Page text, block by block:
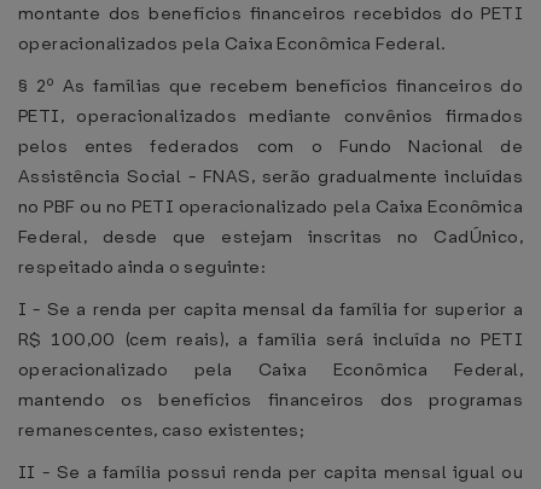
montante dos benefícios financeiros recebidos do PETI
operacionalizados pela Caixa Econômica Federal.
§ 2º As famílias que recebem benefícios financeiros do
PETI, operacionalizados mediante convênios firmados
pelos entes federados com o Fundo Nacional de
Assistência Social - FNAS, serão gradualmente incluídas
no PBF ou no PETI operacionalizado pela Caixa Econômica
Federal, desde que estejam inscritas no CadÚnico,
respeitado ainda o seguinte:
I - Se a renda per capita mensal da família for superior a
R$ 100,00 (cem reais), a família será incluída no PETI
operacionalizado pela Caixa Econômica Federal,
mantendo os benefícios financeiros dos programas
remanescentes, caso existentes;
II - Se a família possui renda per capita mensal igual ou